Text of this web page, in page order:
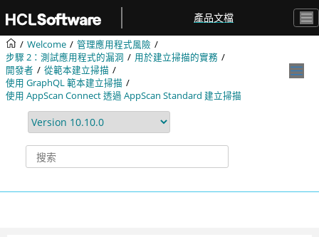
產品文檔
Welcome
管理應用程式風險
步驟 2：測試應用程式的漏洞
用於建立掃描的實務
開發者
從範本建立掃描
使用 GraphQL 範本建立掃描
使用 AppScan Connect 透過 AppScan Standard 建立掃描